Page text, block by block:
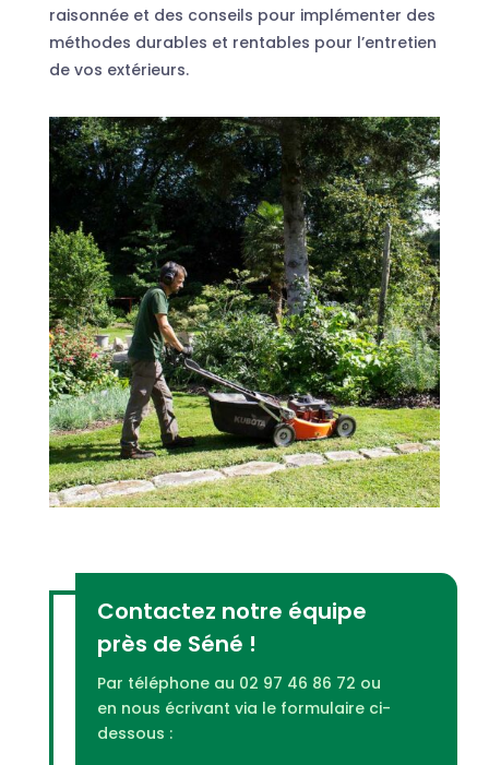
raisonnée et des conseils pour implémenter des
méthodes durables et rentables pour l’entretien
de vos extérieurs.
Contactez notre équipe
près de Séné !
Par téléphone au 02 97 46 86 72 ou
en nous écrivant via le formulaire ci-
dessous :